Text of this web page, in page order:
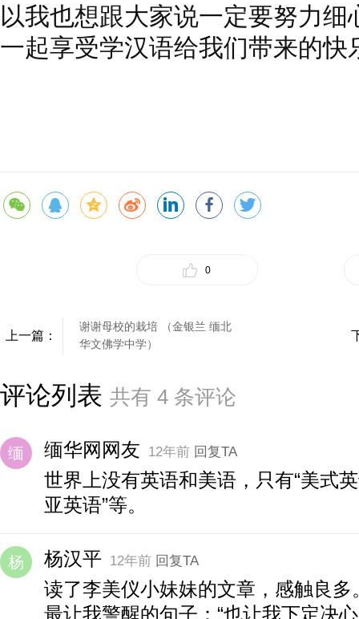
以我也想跟大家说一定要努力
一起享受学汉语给我们带来的快
0
上一篇：
谢谢母校的栽培 （金银兰 缅北
华文佛学中学）
评论列表 共有 4 条评论
缅华网网友 12年前 回复TA
世界上没有英语和美语，只有“美式
亚英语”等。
杨汉平 12年前 回复TA
读了李美仪小妹妹的文章，感触良
最让我警醒的句子：“也让我下定决